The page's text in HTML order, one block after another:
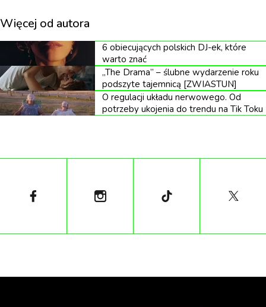
fot. materiały prasowe Lionsgate
Produkcja zostanie wyreżyserowana przez Antoine’a
Fuquę („Bez litości”, „Siedmiu wspaniałych”) na
podstawie scenariusza Johna Logana („Gladiator”,
„Rango”). Jaafar Jackson w roli Michaela już
„To coś więcej niż fizyczne podobieństwo.
Więcej od autora
6 obiecujących polskich DJ-ek, które
warto znać
„The Drama” – ślubne wydarzenie roku
podszyte tajemnicą [ZWIASTUN]
O regulacji układu nerwowego. Od
potrzeby ukojenia do trendu na Tik Toku